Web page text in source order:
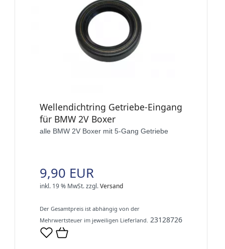
Wellendichtring Getriebe-Eingang
für BMW 2V Boxer
alle BMW 2V Boxer mit 5-Gang Getriebe
9,90 EUR
inkl. 19 % MwSt.zzgl.Versand
Der Gesamtpreis ist abhängig von der
Mehrwertsteuer im jeweiligen Lieferland. 23128726